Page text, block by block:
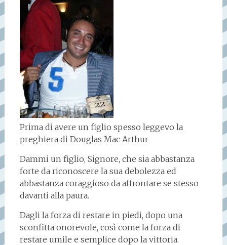
Prima di avere un figlio spesso leggevo la
preghiera di Douglas Mac Arthur
Dammi un figlio, Signore, che sia abbastanza
forte da riconoscere la sua debolezza ed
abbastanza coraggioso da affrontare se stesso
davanti alla paura.
Dagli la forza di restare in piedi, dopo una
sconfitta onorevole, così come la forza di
restare umile e semplice dopo la vittoria.